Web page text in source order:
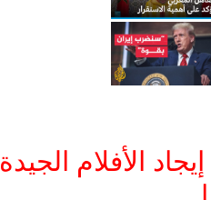
الأفلام الجيدة